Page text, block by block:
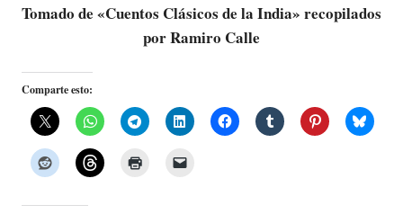
Tomado de «Cuentos Clásicos de la India» recopilados
por Ramiro Calle
Comparte esto: